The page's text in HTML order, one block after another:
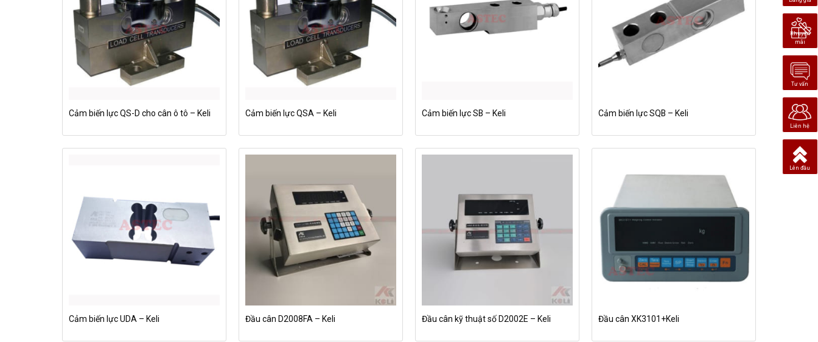
Cảm biến lực QS-D cho cân ô tô – Keli Cảm biến lực QSA – Keli Cảm biến lực SB – Keli Cảm biến lực SQB – Keli
Cảm biến lực UDA – Keli Đầu cân D2008FA – Keli Đầu cân kỹ thuật số D2002E – Keli Đầu cân XK3101+Keli
Khuyến
mãi
Tư vấn
Liên hệ
Lên đầu